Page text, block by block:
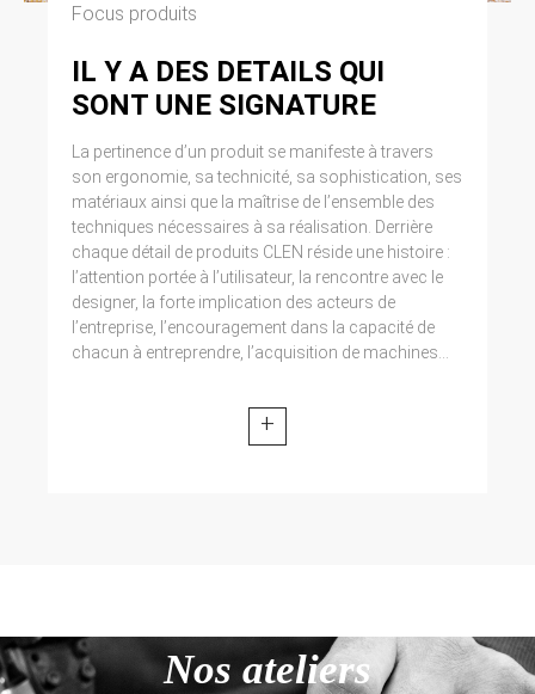
Focus produits
IL Y A DES DETAILS QUI
SONT UNE SIGNATURE
La pertinence d’un produit se manifeste à travers
son ergonomie, sa technicité, sa sophistication, ses
matériaux ainsi que la maîtrise de l’ensemble des
techniques nécessaires à sa réalisation. Derrière
chaque détail de produits CLEN réside une histoire :
l’attention portée à l’utilisateur, la rencontre avec le
designer, la forte implication des acteurs de
l’entreprise, l’encouragement dans la capacité de
chacun à entreprendre, l’acquisition de machines...
+
Nos ateliers